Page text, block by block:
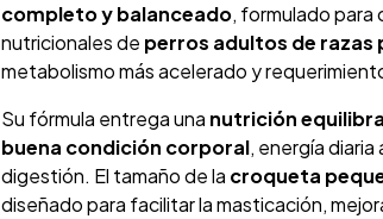
completo y balanceado, formulado para
nutricionales de perros adultos de razas
metabolismo más acelerado y
Su fórmula entrega una nutrición
buena condición corporal, energía
digestión. El tamaño de la croqueta
diseñado para facilitar la masticación,